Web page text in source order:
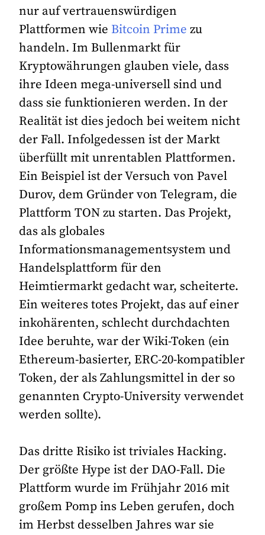
nur auf vertrauenswürdigen
Plattformen wie Bitcoin Prime zu
handeln. Im Bullenmarkt für
Kryptowährungen glauben viele, dass
ihre Ideen mega-universell sind und
dass sie funktionieren werden. In der
Realität ist dies jedoch bei weitem nicht
der Fall. Infolgedessen ist der Markt
überfüllt mit unrentablen Plattformen.
Ein Beispiel ist der Versuch von Pavel
Durov, dem Gründer von Telegram, die
Plattform TON zu starten. Das Projekt,
das als globales
Informationsmanagementsystem und
Handelsplattform für den
Heimtiermarkt gedacht war, scheiterte.
Ein weiteres totes Projekt, das auf einer
inkohärenten, schlecht durchdachten
Idee beruhte, war der Wiki-Token (ein
Ethereum-basierter, ERC-20-kompatibler
Token, der als Zahlungsmittel in der so
genannten Crypto-University verwendet
werden sollte).
Das dritte Risiko ist triviales Hacking.
Der größte Hype ist der DAO-Fall. Die
Plattform wurde im Frühjahr 2016 mit
großem Pomp ins Leben gerufen, doch
im Herbst desselben Jahres war sie